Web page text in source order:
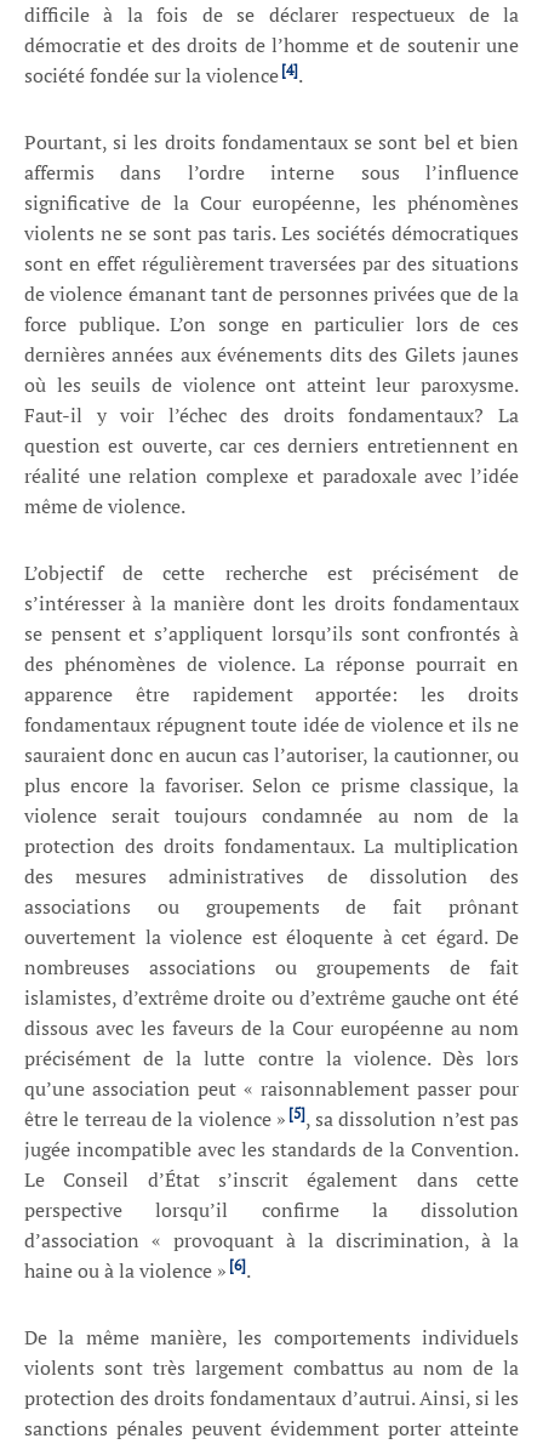
difficile à la fois de se déclarer respectueux de la
démocratie et des droits de l’homme et de soutenir une
société fondée sur la violence [4].
Pourtant, si les droits fondamentaux se sont bel et bien
affermis dans l’ordre interne sous l’influence
significative de la Cour européenne, les phénomènes
violents ne se sont pas taris. Les sociétés démocratiques
sont en effet régulièrement traversées par des situations
de violence émanant tant de personnes privées que de la
force publique. L’on songe en particulier lors de ces
dernières années aux événements dits des Gilets jaunes
où les seuils de violence ont atteint leur paroxysme.
Faut-il y voir l’échec des droits fondamentaux? La
question est ouverte, car ces derniers entretiennent en
réalité une relation complexe et paradoxale avec l’idée
même de violence.
L’objectif de cette recherche est précisément de
s’intéresser à la manière dont les droits fondamentaux
se pensent et s’appliquent lorsqu’ils sont confrontés à
des phénomènes de violence. La réponse pourrait en
apparence être rapidement apportée: les droits
fondamentaux répugnent toute idée de violence et ils ne
sauraient donc en aucun cas l’autoriser, la cautionner, ou
plus encore la favoriser. Selon ce prisme classique, la
violence serait toujours condamnée au nom de la
protection des droits fondamentaux. La multiplication
des mesures administratives de dissolution des
associations ou groupements de fait prônant
ouvertement la violence est éloquente à cet égard. De
nombreuses associations ou groupements de fait
islamistes, d’extrême droite ou d’extrême gauche ont été
dissous avec les faveurs de la Cour européenne au nom
précisément de la lutte contre la violence. Dès lors
qu’une association peut « raisonnablement passer pour
être le terreau de la violence » [5], sa dissolution n’est pas
jugée incompatible avec les standards de la Convention.
Le Conseil d’État s’inscrit également dans cette
perspective lorsqu’il confirme la dissolution
d’association « provoquant à la discrimination, à la
haine ou à la violence » [6].
De la même manière, les comportements individuels
violents sont très largement combattus au nom de la
protection des droits fondamentaux d’autrui. Ainsi, si les
sanctions pénales peuvent évidemment porter atteinte